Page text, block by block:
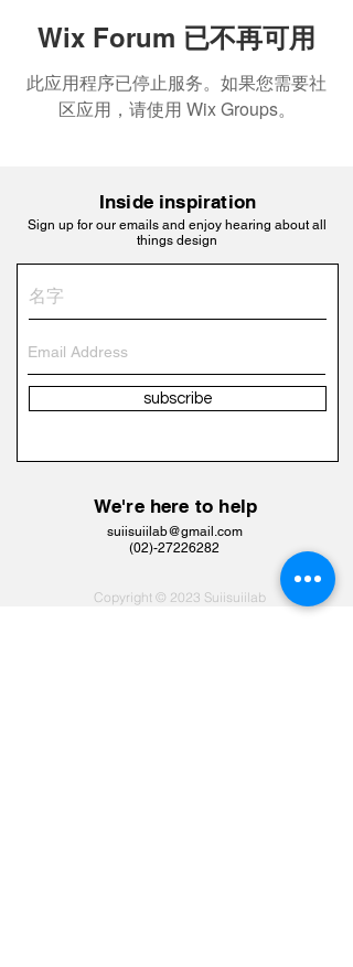
Wix Forum 已不再可用
此应用程序已停止服务。如果您需要社
区应用，请使用 Wix Groups。
Inside inspiration
Sign up for our emails and enjoy hearing about all
things design
subscribe
We're here to help
suiisuiilab@gmail.com
​(02)-27226282
Copyright © 2023 Suiisuiilab